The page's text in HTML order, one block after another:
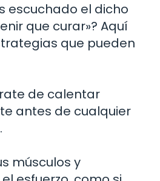
escuchado el dicho
que curar»? Aquí
que pueden
de calentar
antes de cualquier
músculos y